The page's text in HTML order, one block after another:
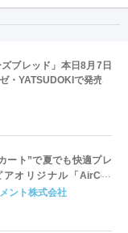
ブレッド」本日8月7日
・YATSUDOKIで発売
ート”で夏でも快適プレ
リジナル「AirCon
入 | ＰＧＭ
ント株式会社